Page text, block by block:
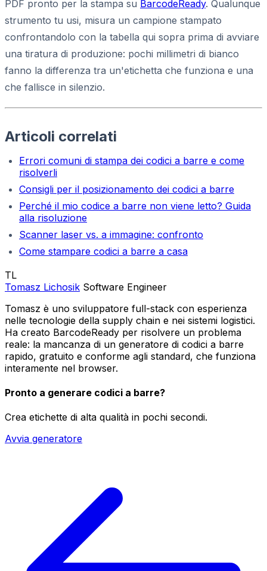
PDF pronto per la stampa su BarcodeReady. Qualunque
strumento tu usi, misura un campione stampato
confrontandolo con la tabella qui sopra prima di avviare
una tiratura di produzione: pochi millimetri di bianco
fanno la differenza tra un'etichetta che funziona e una
che fallisce in silenzio.
Articoli correlati
Errori comuni di stampa dei codici a barre e come
risolverli
Consigli per il posizionamento dei codici a barre
Perché il mio codice a barre non viene letto? Guida
alla risoluzione
Scanner laser vs. a immagine: confronto
Come stampare codici a barre a casa
TL
Tomasz Lichosik Software Engineer
Tomasz è uno sviluppatore full-stack con esperienza
nelle tecnologie della supply chain e nei sistemi logistici.
Ha creato BarcodeReady per risolvere un problema
reale: la mancanza di un generatore di codici a barre
rapido, gratuito e conforme agli standard, che funziona
interamente nel browser.
Pronto a generare codici a barre?
Crea etichette di alta qualità in pochi secondi.
Avvia generatore